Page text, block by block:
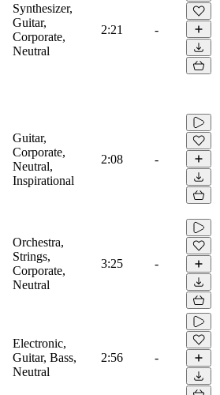
Synthesizer,
Guitar,
Corporate,
Neutral
2:21 -
Guitar,
Corporate,
Neutral,
Inspirational
2:08 -
Orchestra,
Strings,
Corporate,
Neutral
3:25 -
Electronic,
Guitar, Bass,
Neutral
2:56 -